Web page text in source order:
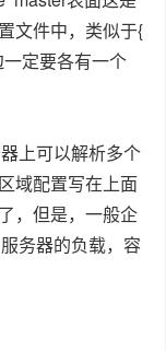
文件中，类似于{
定要各有一个
上可以解析多个
域配置写在上面
，但是，一般企
务器的负载，容